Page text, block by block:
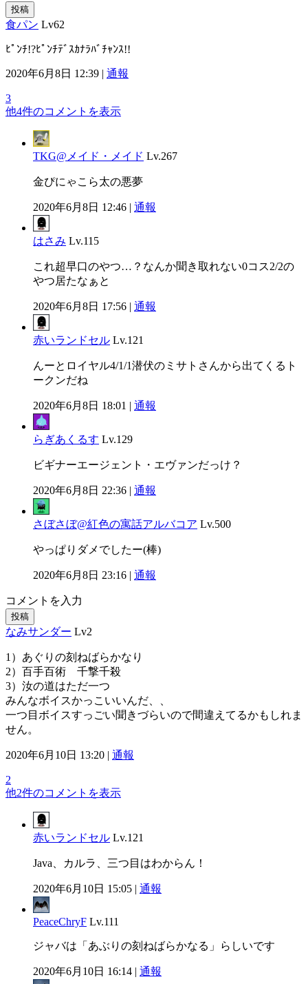
投稿
食パン Lv62
ﾋﾟﾝﾁ!?ﾋﾟﾝﾁﾃﾞｽｶﾅﾗﾊﾞﾁｬﾝｽ!!
2020年6月8日 12:39 | 通報
3
他4件のコメントを表示
TKG@メイド・メイド Lv.267
金ぴにゃこら太の悪夢
2020年6月8日 12:46 | 通報
はさみ Lv.115
これ超早口のやつ…？なんか聞き取れない0コス2/2の
やつ居たなぁと
2020年6月8日 17:56 | 通報
赤いランドセル Lv.121
んーとロイヤル4/1/1潜伏のミサトさんから出てくるト
ークンだね
2020年6月8日 18:01 | 通報
らぎあくるす Lv.129
ビギナーエージェント・エヴァンだっけ？
2020年6月8日 22:36 | 通報
さぼさぼ@紅色の寓話アルバコア Lv.500
やっぱりダメでしたー(棒)
2020年6月8日 23:16 | 通報
コメントを入力
投稿
なみサンダー Lv2
1）あぐりの刻ねばらかなり
2）百手百術 千撃千殺
3）汝の道はただ一つ
みんなボイスかっこいいんだ、、
一つ目ボイスすっごい聞きづらいので間違えてるかもしれま
せん。
2020年6月10日 13:20 | 通報
2
他2件のコメントを表示
赤いランドセル Lv.121
Java、カルラ、三つ目はわからん！
2020年6月10日 15:05 | 通報
PeaceChryF Lv.111
ジャバは「あぶりの刻ねばらかなる」らしいです
2020年6月10日 16:14 | 通報